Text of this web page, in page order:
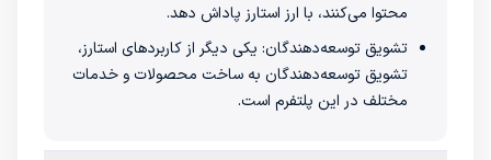
محتوا می‌کنند، با ارز استارز پاداش دهد.
تشویق توسعه‌دهندگان: یکی دیگر از کاربردهای استارز،
تشویق توسعه‌دهندگان به ساخت محصولات و خدمات
مختلف در این پلتفرم است.